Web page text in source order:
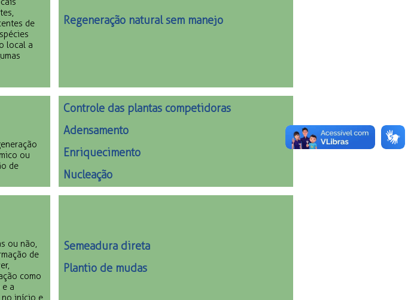
de
local a
Regeneração natural sem manejo
ou
de
Controle das plantas competidoras
Adensamento
Enriquecimento
Nucleação
ou não,
de
como
a
no início e
Semeadura direta
Plantio de mudas